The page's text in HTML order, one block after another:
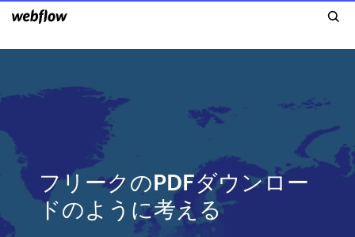
フリークのPDFダウンロー
ドのように考える